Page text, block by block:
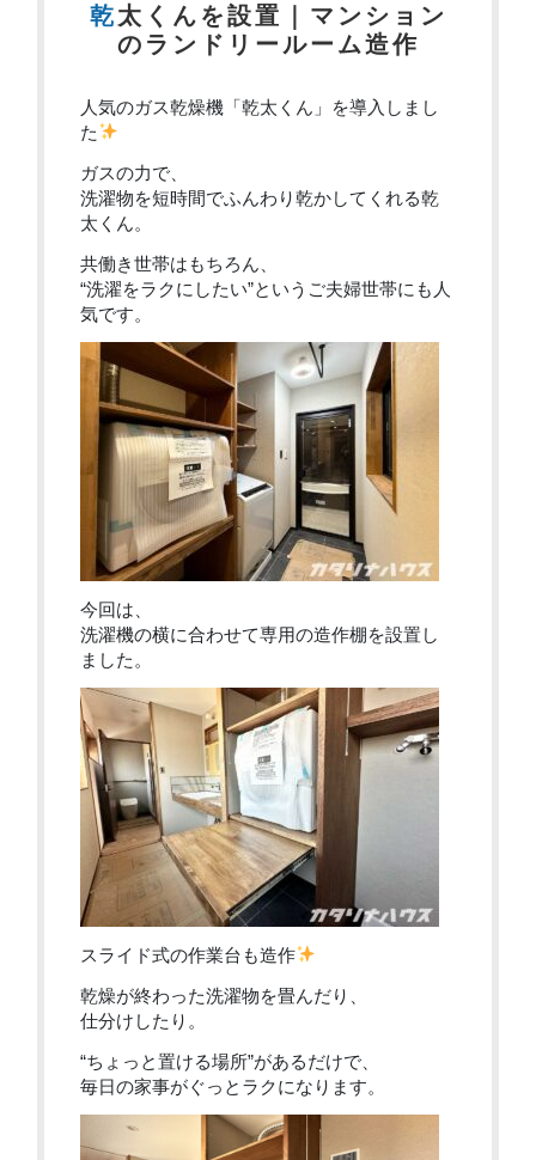
乾太くんを設置｜マンション
のランドリールーム造作
人気のガス乾燥機「乾太くん」を導入しまし
た
ガスの力で、
洗濯物を短時間でふんわり乾かしてくれる乾
太くん。
共働き世帯はもちろん、
“洗濯をラクにしたい”というご夫婦世帯にも人
気です。
今回は、
洗濯機の横に合わせて専用の造作棚を設置し
ました。
スライド式の作業台も造作
乾燥が終わった洗濯物を畳んだり、
仕分けしたり。
“ちょっと置ける場所”があるだけで、
毎日の家事がぐっとラクになります。